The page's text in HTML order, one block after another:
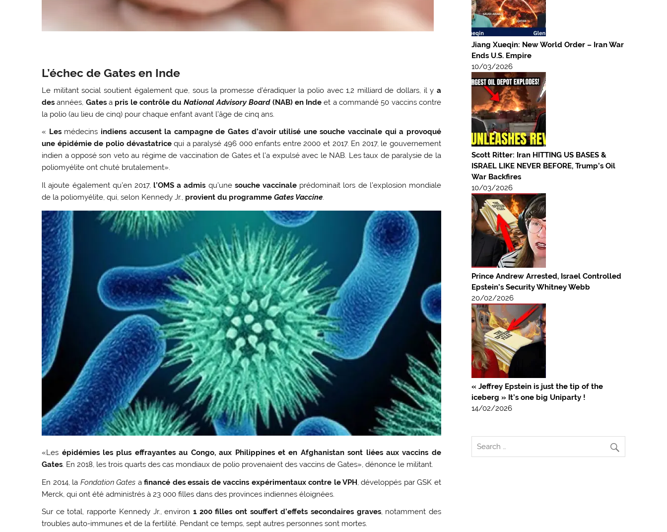
L’échec de Gates en Inde
Le militant social soutient également que, sous la promesse d’éradiquer la polio avec 1,2 milliard de dollars, il y a
desannées, Gatesa pris le contrôle du National Advisory Board(NAB) en Indeet a commandé 50 vaccins contre
la polio (au lieu de cinq) pour chaque enfant avant l’âge de cinq ans.
« Les médecins indiens accusent la campagne de Gates d’avoir utilisé une souche vaccinale qui a provoqué
une épidémie de polio dévastatricequi a paralysé 496 000 enfants entre 2000 et 2017. En 2017, le gouvernement
indien a opposé son veto au régime de vaccination de Gates et l’a expulsé avec le NAB. Les taux de paralysie de la
poliomyélite ont chuté brutalement».
Il ajoute également qu’en 2017, l’OMS a admis qu’une souche vaccinale prédominait lors de l’explosion mondiale
de la poliomyélite, qui, selon Kennedy Jr., provient du programmeGates Vaccine.
«Les épidémies les plus effrayantes au Congo, aux Philippines et en Afghanistan sont liées aux vaccins de
Gates. En 2018, les trois quarts des cas mondiaux de polio provenaient des vaccins de Gates», dénonce le militant.
En 2014, la Fondation Gates afinancé des essais de vaccins expérimentaux contre le VPH , développés par GSK et
Merck, qui ont été administrés à 23 000 filles dans des provinces indiennes éloignées.
Sur ce total, rapporte Kennedy Jr., environ 1 200 filles ont souffert d’effets secondaires graves, notamment des
troubles auto-immunes et de la fertilité. Pendant ce temps, sept autres personnes sont mortes.
Jiang Xueqin: New World Order – Iran War
Ends U.S. Empire
10/03/2026
Scott Ritter: Iran HITTING US BASES &
ISRAEL LIKE NEVER BEFORE, Trump’s Oil
War Backfires
10/03/2026
Prince Andrew Arrested, Israel Controlled
Epstein’s Security Whitney Webb
20/02/2026
« Jeffrey Epstein is just the tip of the
iceberg » It’s one big Uniparty !
14/02/2026